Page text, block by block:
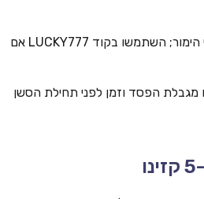
— בדקו תנאי הימור; השתמשו בקוד LUCKY777 אם
מגבלת הפסד וזמן לפני תחילת הסשן